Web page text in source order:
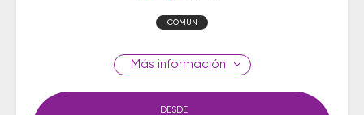
COMUN
información
DESDE